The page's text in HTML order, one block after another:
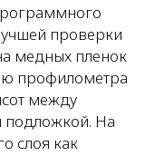
проверки
медных пленок
профилометра
между
подложкой. На
слоя как